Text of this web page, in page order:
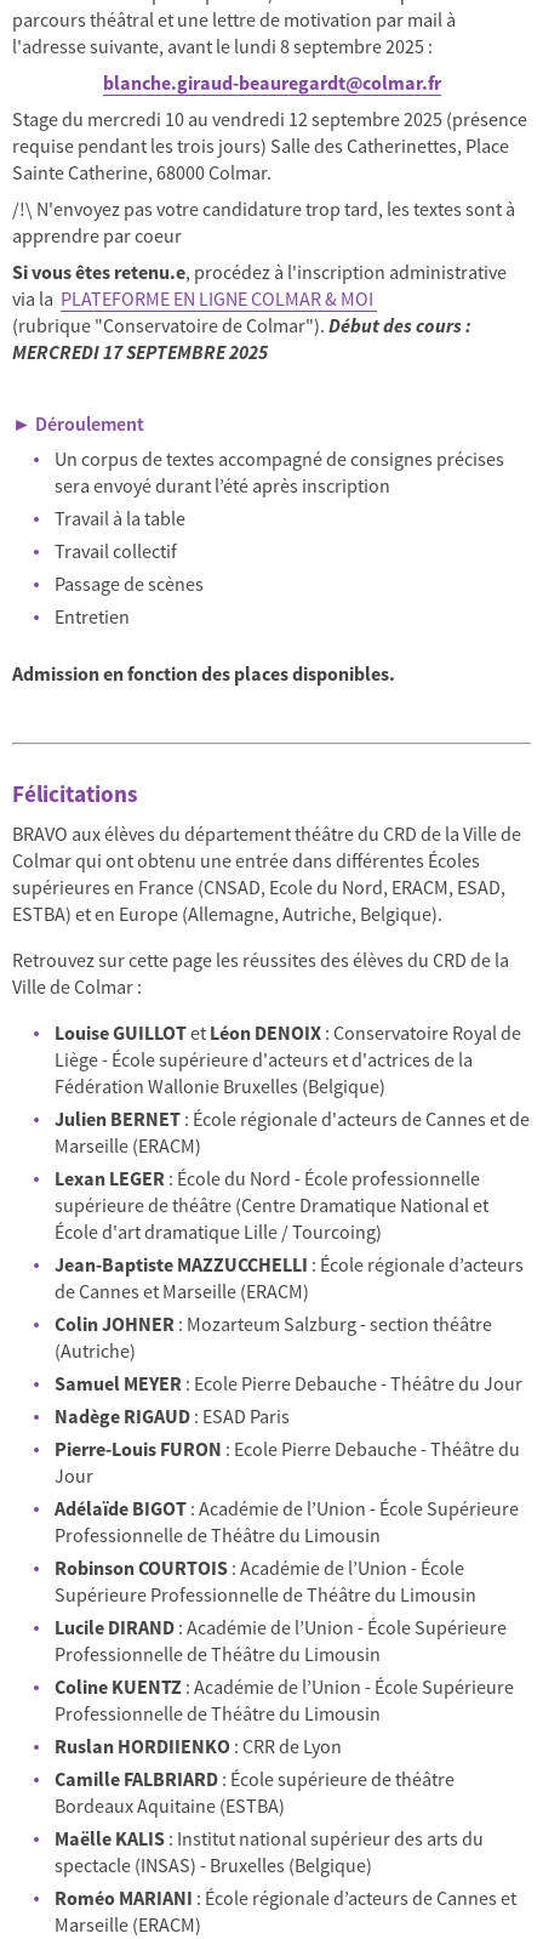
parcours théâtral et une lettre de motivation par mail à
l'adresse suivante, avant le lundi 8 septembre 2025 :
blanche.giraud-beauregardt@colmar.fr
Stage du mercredi 10 au vendredi 12 septembre 2025 (présence
requise pendant les trois jours) Salle des Catherinettes, Place
Sainte Catherine, 68000 Colmar.
/!\ N'envoyez pas votre candidature trop tard, les textes sont à
apprendre par coeur
Si vous êtes retenu.e, procédez à l'inscription administrative
via la PLATEFORME EN LIGNE COLMAR & MOI
(rubrique "Conservatoire de Colmar"). Début des cours :
MERCREDI 17 SEPTEMBRE 2025
► Déroulement
Un corpus de textes accompagné de consignes précises
sera envoyé durant l’été après inscription
Travail à la table
Travail collectif
Passage de scènes
Entretien
Admission en fonction des places disponibles.
Félicitations
BRAVO aux élèves du département théâtre du CRD de la Ville de
Colmar qui ont obtenu une entrée dans différentes Écoles
supérieures en France (CNSAD, Ecole du Nord, ERACM, ESAD,
ESTBA) et en Europe (Allemagne, Autriche, Belgique).
Retrouvez sur cette page les réussites des élèves du CRD de la
Ville de Colmar :
Louise GUILLOTet Léon DENOIX : Conservatoire Royal de
Liège - École supérieure d'acteurs et d'actrices de la
Fédération Wallonie Bruxelles (Belgique)
Julien BERNET : École régionale d'acteurs de Cannes et de
Marseille (ERACM)
Lexan LEGER : École du Nord - École professionnelle
supérieure de théâtre (Centre Dramatique National et
École d'art dramatique Lille / Tourcoing)
Jean-Baptiste MAZZUCCHELLI : École régionale d’acteurs
de Cannes et Marseille (ERACM)
Colin JOHNER : Mozarteum Salzburg - section théâtre
(Autriche)
Samuel MEYER : Ecole Pierre Debauche - Théâtre du Jour
Nadège RIGAUD : ESAD Paris
Pierre-Louis FURON : Ecole Pierre Debauche - Théâtre du
Jour
Adélaïde BIGOT : Académie de l’Union - École Supérieure
Professionnelle de Théâtre du Limousin
Robinson COURTOIS : Académie de l’Union - École
Supérieure Professionnelle de Théâtre du Limousin
Lucile DIRAND : Académie de l’Union - École Supérieure
Professionnelle de Théâtre du Limousin
Coline KUENTZ : Académie de l’Union - École Supérieure
Professionnelle de Théâtre du Limousin
Ruslan HORDIIENKO : CRR de Lyon
Camille FALBRIARD : École supérieure de théâtre
Bordeaux Aquitaine (ESTBA)
Maëlle KALIS : Institut national supérieur des arts du
spectacle (INSAS) - Bruxelles (Belgique)
Roméo MARIANI : École régionale d’acteurs de Cannes et
Marseille (ERACM)